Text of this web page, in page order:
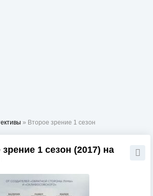
» Второе зрение 1 сезон
1 сезон (2017) на